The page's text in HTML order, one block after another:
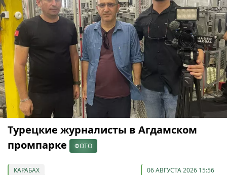
Турецкие журналисты в Агдамском
промпарке
ФОТО
КАРАБАХ 06 АВГУСТА 2026 15:56